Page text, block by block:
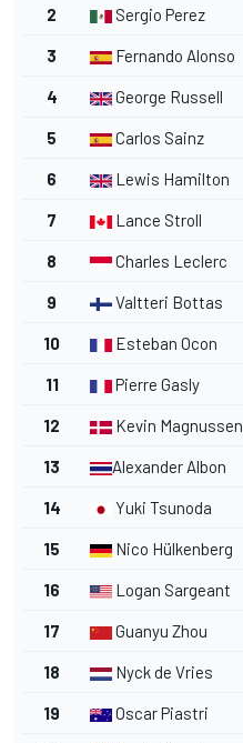
2 Sergio Perez
3 Fernando Alonso
4 George Russell
5 Carlos Sainz
6 Lewis Hamilton
7 Lance Stroll
8 Charles Leclerc
9 Valtteri Bottas
10 Esteban Ocon
11 Pierre Gasly
12 Kevin Magnussen
13 Alexander Albon
14 Yuki Tsunoda
15 Nico Hülkenberg
16 Logan Sargeant
17 Guanyu Zhou
18 Nyck de Vries
19 Oscar Piastri